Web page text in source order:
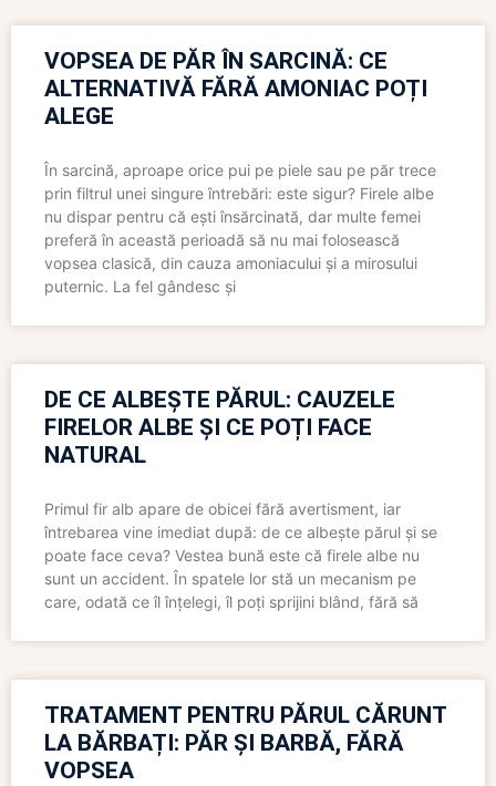
VOPSEA DE PĂR ÎN SARCINĂ: CE
ALTERNATIVĂ FĂRĂ AMONIAC POȚI
ALEGE
În sarcină, aproape orice pui pe piele sau pe păr trece
prin filtrul unei singure întrebări: este sigur? Firele albe
nu dispar pentru că ești însărcinată, dar multe femei
preferă în această perioadă să nu mai folosească
vopsea clasică, din cauza amoniacului și a mirosului
puternic. La fel gândesc și
DE CE ALBEȘTE PĂRUL: CAUZELE
FIRELOR ALBE ȘI CE POȚI FACE
NATURAL
Primul fir alb apare de obicei fără avertisment, iar
întrebarea vine imediat după: de ce albește părul și se
poate face ceva? Vestea bună este că firele albe nu
sunt un accident. În spatele lor stă un mecanism pe
care, odată ce îl înțelegi, îl poți sprijini blând, fără să
TRATAMENT PENTRU PĂRUL CĂRUNT
LA BĂRBAȚI: PĂR ȘI BARBĂ, FĂRĂ
VOPSEA